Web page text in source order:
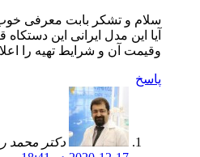
سلام و تشکر بابت معرفی
آیا این مدل ایرانی این
وقیمت آن و شرایط تهیه را
پاسخ
دکتر محمد